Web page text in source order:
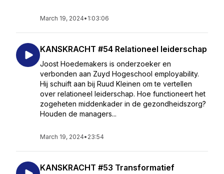
March 19, 2024• 1:03:06
KANSKRACHT #54 Relationeel leiderschap
Joost Hoedemakers is onderzoeker en
verbonden aan Zuyd Hogeschool employability.
Hij schuift aan bij Ruud Kleinen om te vertellen
over relationeel leiderschap. Hoe functioneert het
zogeheten middenkader in de gezondheidszorg?
Houden de managers...
March 19, 2024• 23:54
KANSKRACHT #53 Transformatief